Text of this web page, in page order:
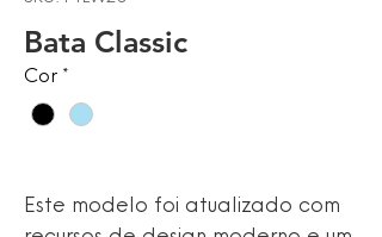
Bata Classic
Cor *
Este modelo foi atualizado com